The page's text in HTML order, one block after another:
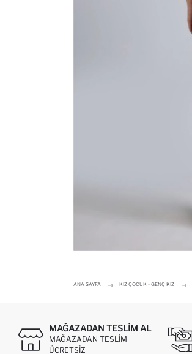
ANA SAYFA KIZ ÇOCUK - GENÇ KIZ
MAĞAZADAN TESLIM AL
MAĞAZADAN TESLIM
ÜCRETSIZ